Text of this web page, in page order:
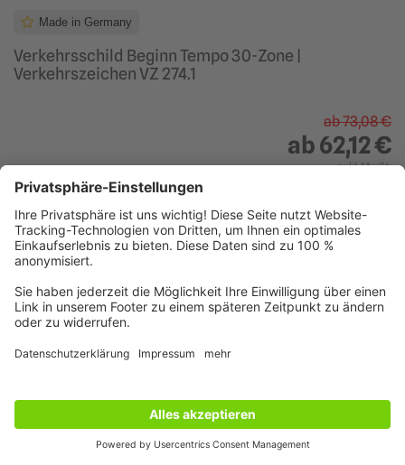
Zurücksetzen 76Ergebnisseanzeigen
Made in Germany
Verkehrsschild Beginn Tempo 30-Zone |
Verkehrszeichen VZ 274.1
ab73,08 €
ab62,12 €
exkl. MwSt.
Schnellauswahl Details